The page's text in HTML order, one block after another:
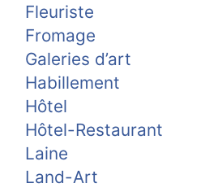
Fleuriste
Fromage
Galeries d’art
Habillement
Hôtel
Hôtel-Restaurant
Laine
Land-Art